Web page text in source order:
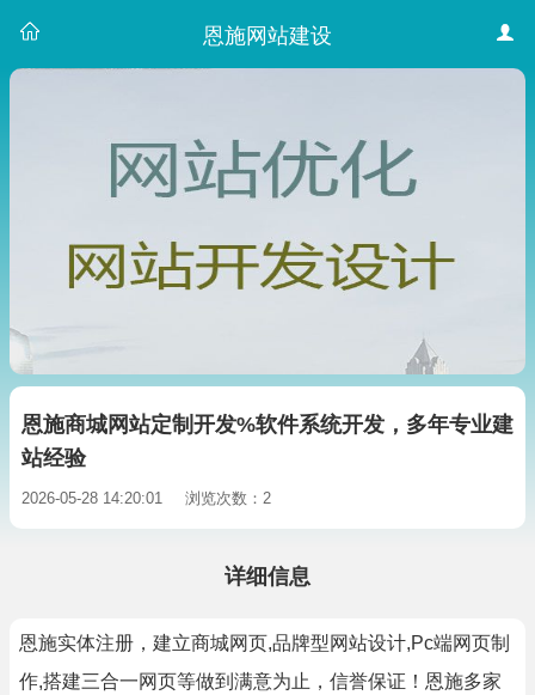
恩施网站建设
恩施商城网站定制开发%软件系统开发，多年专业建
站经验
2026-05-28 14:20:01 浏览次数：2
详细信息
恩施实体注册，建立商城网页,品牌型网站设计,Pc端网页制
作,搭建三合一网页等做到满意为止，信誉保证！恩施多家